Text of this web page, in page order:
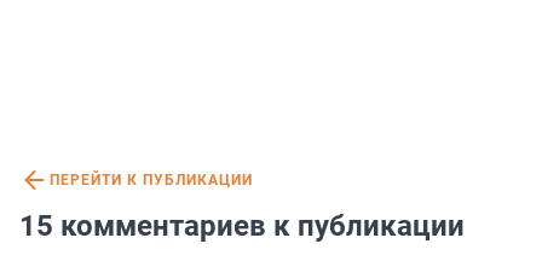
ПЕРЕЙТИ К ПУБЛИКАЦИИ
15 комментариев к публикации